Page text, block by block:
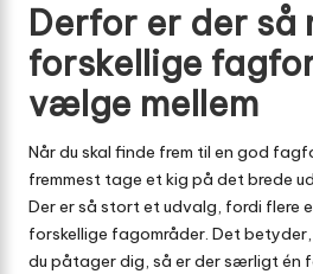
Derfor er der så
forskellige
vælge mellem
Når du skal finde frem til en god
fremmest tage et kig på det brede
Der er så stort et udvalg, fordi flere
forskellige fagområder. Det
du påtager dig, så er der særligt én